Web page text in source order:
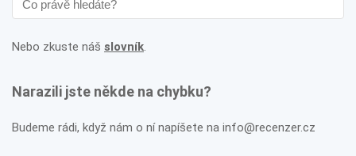
Nebo zkuste náš slovník.
Narazili jste někde na chybku?
Budeme rádi, když nám o ní napíšete na info@recenzer.cz